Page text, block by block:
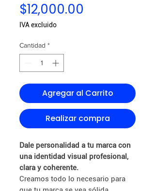
$12,000.00
IVA excluido
Cantidad *
Agregar al Carrito
Realizar compra
Dale personalidad a tu marca con
una identidad visual profesional,
clara y coherente.
Creamos todo lo necesario para